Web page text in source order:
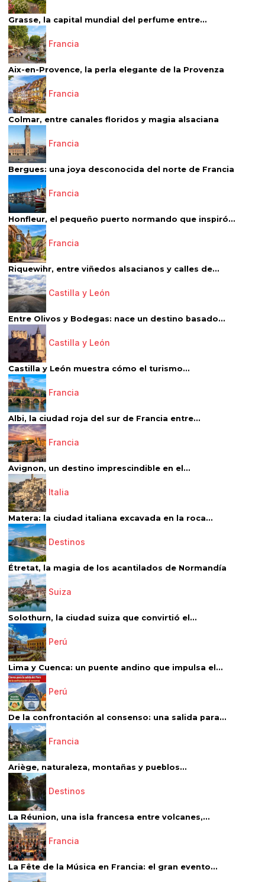
Grasse, la capital mundial del perfume entre...
Francia
Aix-en-Provence, la perla elegante de la Provenza
Francia
Colmar, entre canales floridos y magia alsaciana
Francia
Bergues: una joya desconocida del norte de Francia
Francia
Honfleur, el pequeño puerto normando que inspiró...
Francia
Riquewihr, entre viñedos alsacianos y calles de...
Castilla y León
Entre Olivos y Bodegas: nace un destino basado...
Castilla y León
Castilla y León muestra cómo el turismo...
Francia
Albi, la ciudad roja del sur de Francia entre...
Francia
Avignon, un destino imprescindible en el...
Italia
Matera: la ciudad italiana excavada en la roca...
Destinos
Étretat, la magia de los acantilados de Normandía
Suiza
Solothurn, la ciudad suiza que convirtió el...
Perú
Lima y Cuenca: un puente andino que impulsa el...
Perú
De la confrontación al consenso: una salida para...
Francia
Ariège, naturaleza, montañas y pueblos...
Destinos
La Réunion, una isla francesa entre volcanes,...
Francia
La Fête de la Música en Francia: el gran evento...